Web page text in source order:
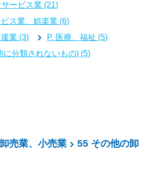
ービス業 (21)
ス業、娯楽業 (6)
業 (3)
P. 医療、福祉 (5)
に分類されないもの) (5)
卸売業、小売業
55 その他の卸